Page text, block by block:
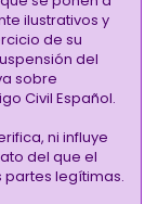
ilustrativos y
de su
del
sobre
Civil Español.
ni influye
del que el
partes legítimas.